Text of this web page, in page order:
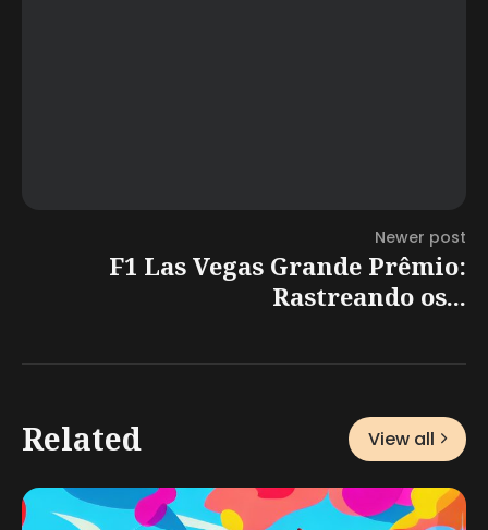
Newer post
F1 Las Vegas Grande Prêmio:
Rastreando os...
Related View all